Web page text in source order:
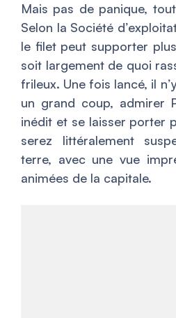
Mais pas de panique,
Selon la Société
le filet peut supporter
soit largement de quoi
frileux. Une fois lancé, il
un grand coup, admirer
inédit et se laisser porter
serez littéralement
terre, avec une vue
animées de la capitale.